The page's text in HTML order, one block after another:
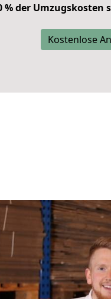
% der Umzugskosten
Kostenlose